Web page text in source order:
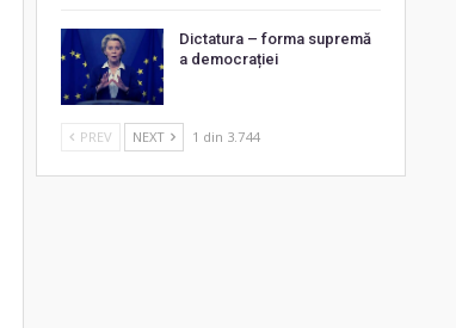
Dictatura – forma supremă
a democrației
PREV NEXT 1 din 3.744